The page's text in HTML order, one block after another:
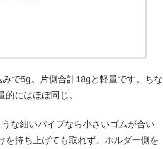
で5g。片側合計18gと軽量です。ちな
にはほぼ同じ。
な細いパイプなら小さいゴムが合い
を持ち上げても取れず、ホルダー側を